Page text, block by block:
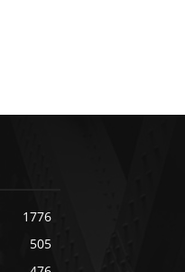
1776
505